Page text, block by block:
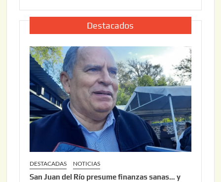
,
0
2
6
l
o
2
2
,
2
6
Destacados
DESTACADAS NOTICIAS
San Juan del Río presume finanzas sanas… y